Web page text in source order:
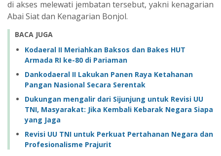
di akses melewati jembatan tersebut, yakni kenagarian
Abai Siat dan Kenagarian Bonjol.
BACA JUGA
Kodaeral II Meriahkan Baksos dan Bakes HUT
Armada RI ke-80 di Pariaman
Dankodaeral II Lakukan Panen Raya Ketahanan
Pangan Nasional Secara Serentak
Dukungan mengalir dari Sijunjung untuk Revisi UU
TNI, Masyarakat: Jika Kembali Kebarak Negara Siapa
yang Jaga
Revisi UU TNI untuk Perkuat Pertahanan Negara dan
Profesionalisme Prajurit